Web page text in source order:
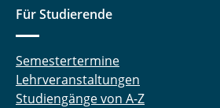
Für Studierende
Semestertermine
Lehrveranstaltungen
Studiengänge von A-Z